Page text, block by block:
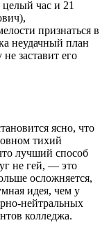
час и 21
признаться в
неудачный план
заставит его
ясно, что
тихий
лучший способ
не гей, — это
осложняется,
идея, чем у
нейтральных
колледжа.